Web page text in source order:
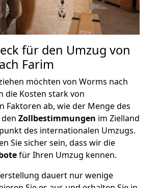
für den Umzug von
Farim
möchten von Worms nach
die Kosten stark von
Faktoren ab, wie der Menge des
Zollbestimmungen im Zielland
des internationalen Umzugs.
Sie sicher sein, dass wir die
für Ihren Umzug kennen.
dauert nur wenige